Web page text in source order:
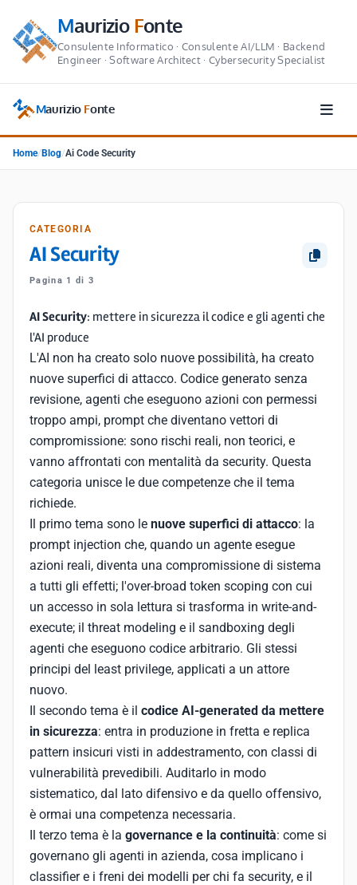
MaurizioFonte
Consulente Informatico · Consulente AI/LLM · Backend
Engineer · Software Architect · Cybersecurity Specialist
Maurizio Fonte
Home/ Blog/Ai Code Security
CATEGORIA
AI Security
Pagina 1 di 3
AI Security: mettere in sicurezza il codice e gli agenti che
l'AI produce
L'AI non ha creato solo nuove possibilità, ha creato
nuove superfici di attacco. Codice generato senza
revisione, agenti che eseguono azioni con permessi
troppo ampi, prompt che diventano vettori di
compromissione: sono rischi reali, non teorici, e
vanno affrontati con mentalità da security. Questa
categoria unisce le due competenze che il tema
richiede.
Il primo tema sono le nuove superfici di attacco: la
prompt injection che, quando un agente esegue
azioni reali, diventa una compromissione di sistema
a tutti gli effetti; l'over-broad token scoping con cui
un accesso in sola lettura si trasforma in write-and-
execute; il threat modeling e il sandboxing degli
agenti che eseguono codice arbitrario. Gli stessi
principi del least privilege, applicati a un attore
nuovo.
Il secondo tema è il codice AI-generated da mettere
in sicurezza: entra in produzione in fretta e replica
pattern insicuri visti in addestramento, con classi di
vulnerabilità prevedibili. Auditarlo in modo
sistematico, dal lato difensivo e da quello offensivo,
è ormai una competenza necessaria.
Il terzo tema è la governance e la continuità: come si
governano gli agenti in azienda, cosa implicano i
classifier e i freni dei modelli per chi fa security, e il